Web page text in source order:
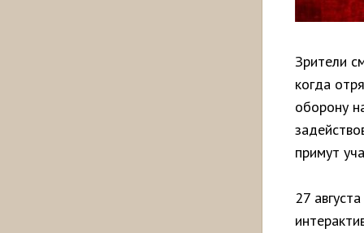
Зрители
когда
оборону
примут
27